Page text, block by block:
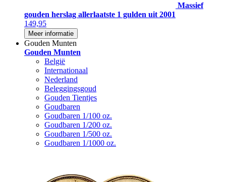
Massief
gouden herslag allerlaatste 1 gulden uit 2001
149,95
Meer informatie
Gouden Munten
Gouden Munten
België
Internationaal
Nederland
Beleggingsgoud
Gouden Tientjes
Goudbaren
Goudbaren 1/100 oz.
Goudbaren 1/200 oz.
Goudbaren 1/500 oz.
Goudbaren 1/1000 oz.